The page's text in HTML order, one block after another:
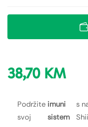
38,70 KM
Podržite
svoj
imuni
sistem
s